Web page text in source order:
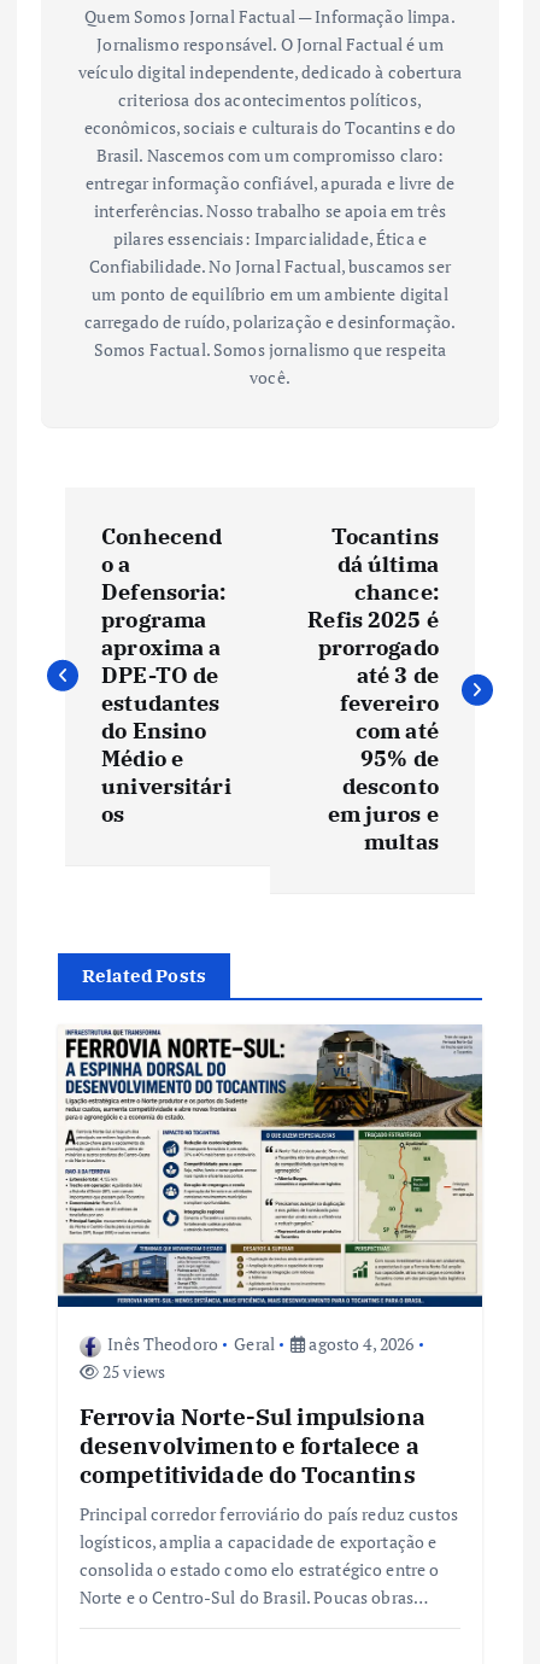
Quem Somos Jornal Factual — Informação limpa.
Jornalismo responsável. O Jornal Factual é um
veículo digital independente, dedicado à cobertura
criteriosa dos acontecimentos políticos,
econômicos, sociais e culturais do Tocantins e do
Brasil. Nascemos com um compromisso claro:
entregar informação confiável, apurada e livre de
interferências. Nosso trabalho se apoia em três
pilares essenciais: Imparcialidade, Ética e
Confiabilidade. No Jornal Factual, buscamos ser
um ponto de equilíbrio em um ambiente digital
carregado de ruído, polarização e desinformação.
Somos Factual. Somos jornalismo que respeita
você.
e
o
d
e
P
o
s
Conhecend
o a
Defensoria:
programa
aproxima a
DPE-TO de
estudantes
do Ensino
Médio e
universitári
os
Tocantins
dá última
chance:
Refis 2025 é
prorrogado
até 3 de
fevereiro
com até
95% de
desconto
em juros e
multas
Related Posts
Inês Theodoro Geral
agosto 4, 2026
25 views
Ferrovia Norte-Sul impulsiona
desenvolvimento e fortalece a
competitividade do Tocantins
Principal corredor ferroviário do país reduz custos
logísticos, amplia a capacidade de exportação e
consolida o estado como elo estratégico entre o
Norte e o Centro-Sul do Brasil. Poucas obras…